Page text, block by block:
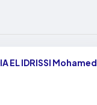
EL IDRISSI Mohamed